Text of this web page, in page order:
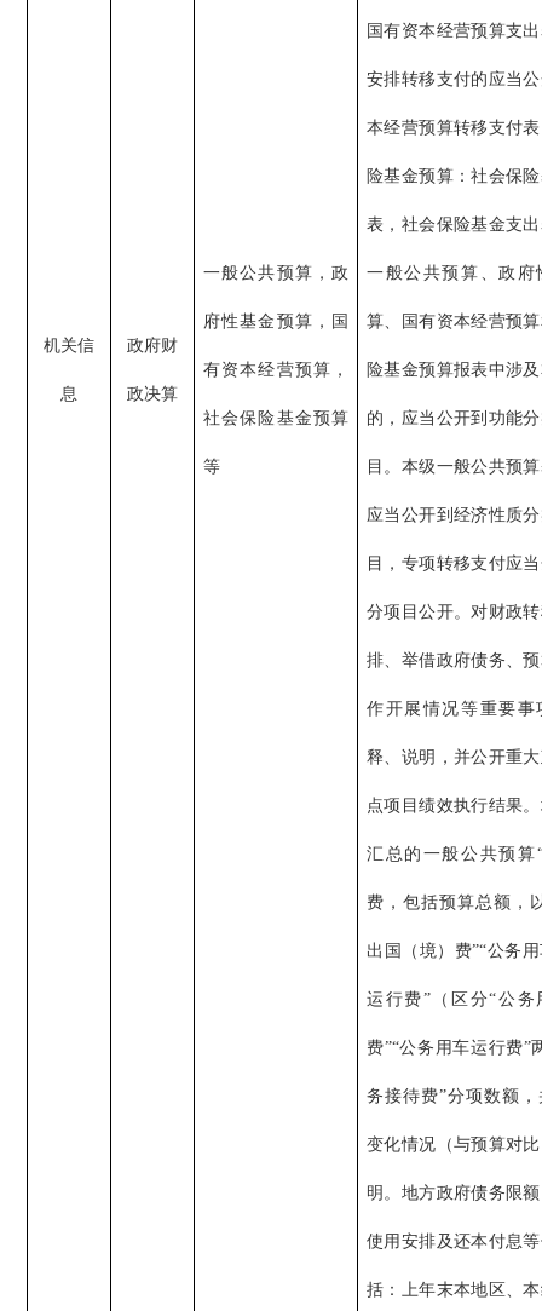
机关信
息
政府财
政决算
一般公共预算，政
府性基金预算，国
有资本经营预算，
社会保险基金预算
等
国有资本经营预算支
安排转移支付的应当
本经营预算转移支付
险基金预算：社会保
表，社会保险基金支
一般公共预算、政府
算、国有资本经营预
险基金预算报表中涉
的，应当公开到功能
目。本级一般公共预
应当公开到经济性质
目，专项转移支付应
分项目公开。对财政
排、举借政府债务、
作开展情况等重要事
释、说明，并公开重
点项目绩效执行结果
汇总的一般公共预算
费，包括预算总额，
出国（境）费”“公务
运行费”（区分“公务
费”“公务用车运行费”
务接待费”分项数额
变化情况（与预算对
明。地方政府债务限
使用安排及还本付息
括：上年末本地区、